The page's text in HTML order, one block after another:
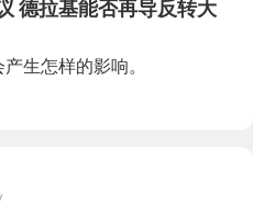
德拉基能否再导反转大
生怎样的影响。